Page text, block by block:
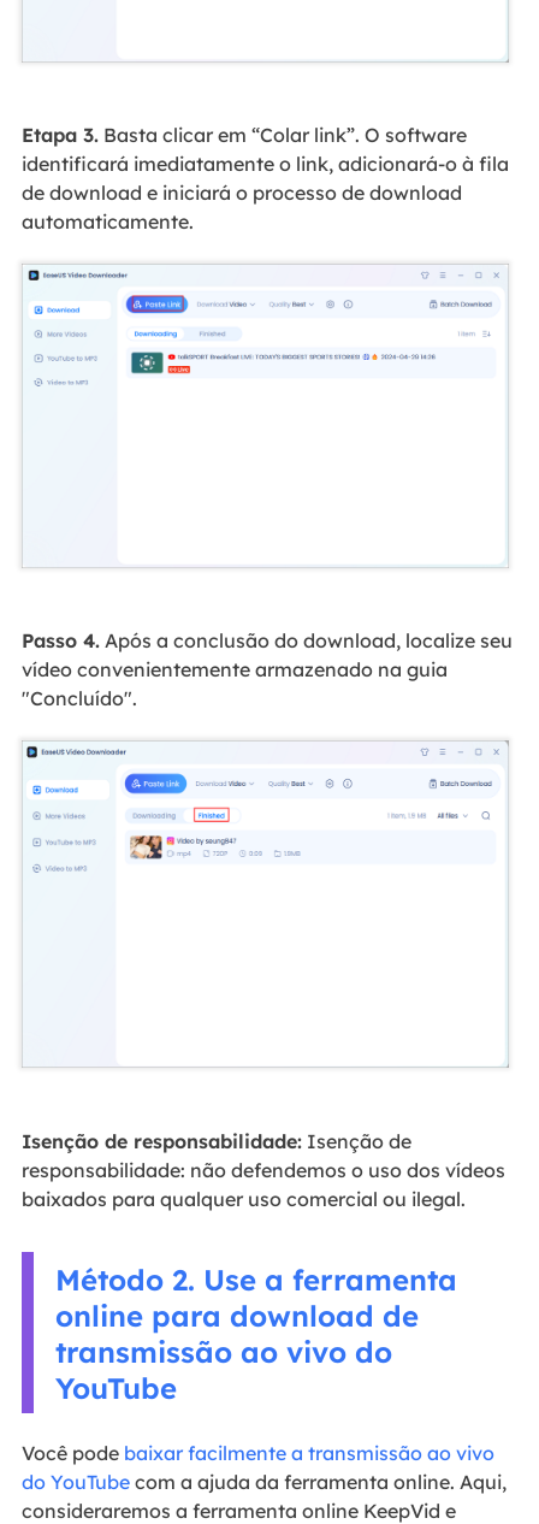
Etapa 3.Basta clicar em “Colar link”. O software
identificará imediatamente o link, adicionará-o à fila
de download e iniciará o processo de download
automaticamente.
Passo 4.Após a conclusão do download, localize seu
vídeo convenientemente armazenado na guia
"Concluído".
Isenção de responsabilidade:Isenção de
responsabilidade: não defendemos o uso dos vídeos
baixados para qualquer uso comercial ou ilegal.
Método 2. Use a ferramenta
online para download de
transmissão ao vivo do
YouTube
Você pode baixar facilmente a transmissão ao vivo
do YouTubecom a ajuda da ferramenta online. Aqui,
consideraremos a ferramenta online KeepVid e